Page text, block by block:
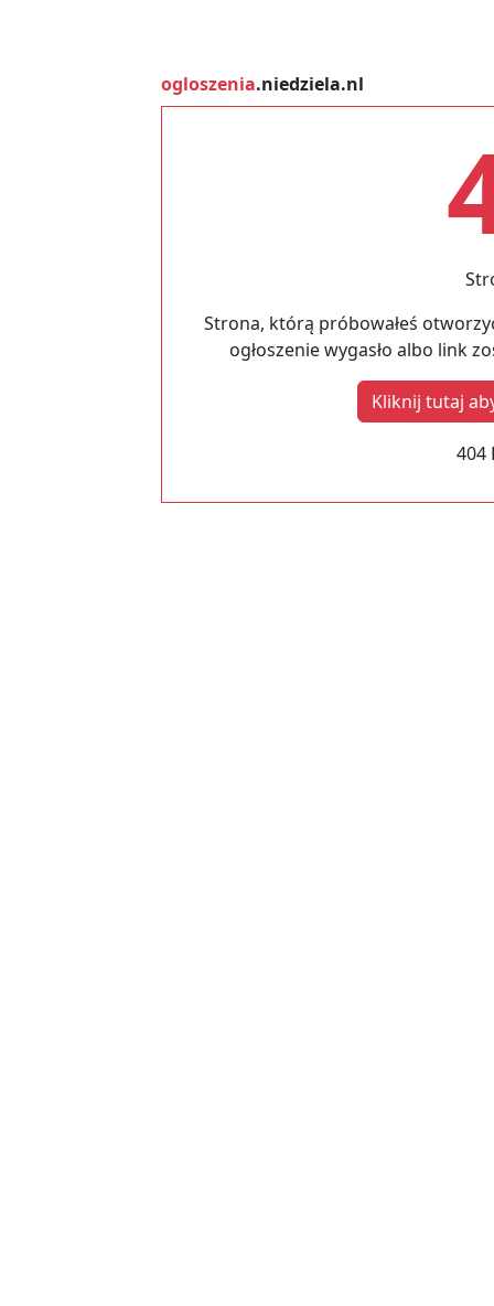
ogloszenia.niedziela.nl
Strona, którą próbowałeś
ogłoszenie wygasło albo link
Kliknij tutaj
404